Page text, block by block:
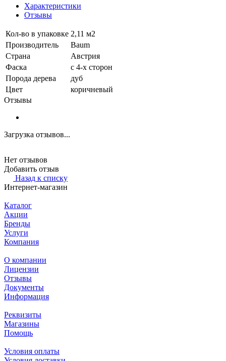
Характеристики
Отзывы
Кол-во в упаковке 2,11 м2
Производитель
Baum
Страна
Австрия
Фаска
с 4-х сторон
Порода дерева
дуб
Цвет
коричневый
Отзывы
Загрузка отзывов...
Нет отзывов
Добавить отзыв
Назад к списку
Интернет-магазин
Каталог
Акции
Бренды
Услуги
Компания
О компании
Лицензии
Отзывы
Документы
Информация
Реквизиты
Магазины
Помощь
Условия оплаты